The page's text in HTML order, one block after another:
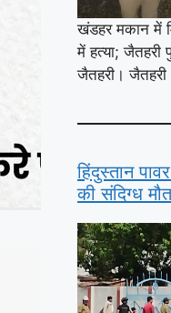
खंडहर मकान में
में हत्या;
जैतहरी। जैतहरी
हिंदुस्तान
की संदिग्ध